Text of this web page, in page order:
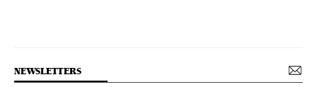
NEWSLETTERS